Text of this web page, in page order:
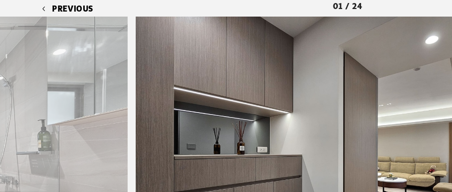
PREVIOUS 01 / 24